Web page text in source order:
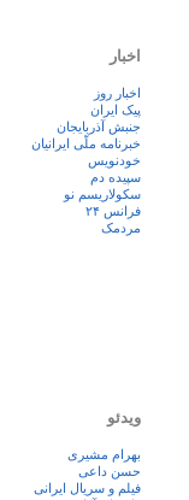
اخبار
اخبار روز
پيک ايران
جنبش آذربایجان
خبرنامه ملّی ایرانیان
خودنویس
سپیده دم
سکولاریسم نو
فرانس ۲۴
مردمک
ویدئو
بهرام مشیری
حسن داعی
فيلم و سريال ايرانی